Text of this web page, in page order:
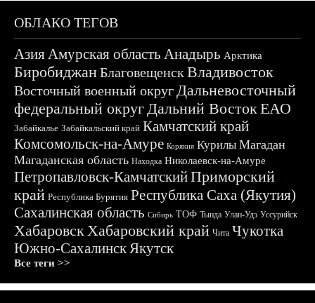
ОБЛАКО ТЕГОВ
АзияАмурская область Анадырь Арктика
БиробиджанБлаговещенскВладивосток
Восточный военный округДальневосточный
федеральный округДальний ВостокЕАО
Забайкалье Забайкальский край Камчатский край
Комсомольск-на-Амуре Корякия Курилы Магадан
Магаданская область Находка Николаевск-на-Амуре
Петропавловск-КамчатскийПриморский
край Республика Бурятия Республика Саха (Якутия)
Сахалинская область Сибирь ТОФ Тында Улан-Удэ Уссурийск
ХабаровскХабаровский край Чита Чукотка
Южно-СахалинскЯкутск
Все теги >>